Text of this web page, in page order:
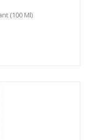
(100 Ml)